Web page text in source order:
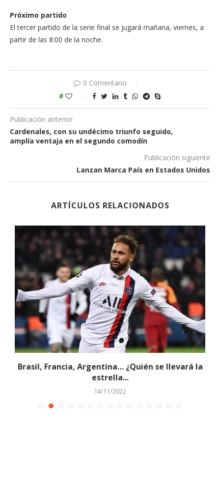
Próximo partido
El tercer partido de la serie final se jugará mañana, viernes, a
partir de las 8:00 de la noche.
0 Comentario
0
Publicación anterior
Cardenales, con su undécimo triunfo seguido,
amplía ventaja en el segundo comodín
Publicación siguiente
Lanzan Marca País en Estados Unidos
ARTÍCULOS RELACIONADOS
Brasil, Francia, Argentina… ¿Quién se llevará la
estrella...
14/11/2022